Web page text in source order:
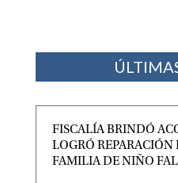
FISCALÍA BRINDÓ
LOGRÓ REPARACIÓN
FAMILIA DE NIÑO